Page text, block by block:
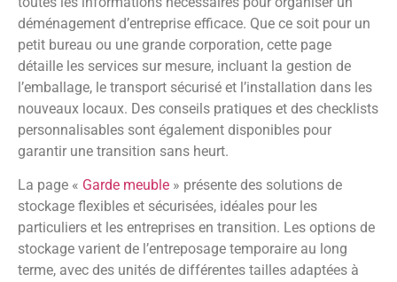
déménagement d’entreprise efficace. Que ce soit pour un
petit bureau ou une grande corporation, cette page
détaille les services sur mesure, incluant la gestion de
l’emballage, le transport sécurisé et l’installation dans les
nouveaux locaux. Des conseils pratiques et des checklists
personnalisables sont également disponibles pour
garantir une transition sans heurt.
La page « Garde meuble » présente des solutions de
stockage flexibles et sécurisées, idéales pour les
particuliers et les entreprises en transition. Les options de
stockage varient de l’entreposage temporaire au long
terme, avec des unités de différentes tailles adaptées à